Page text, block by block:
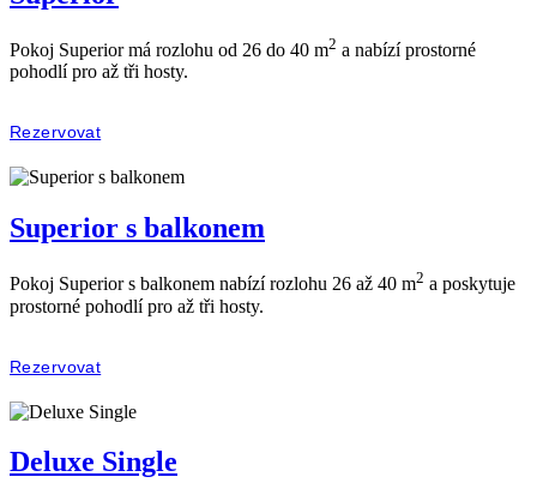
Pokoj Superior má rozlohu od 26 do 40 m2 a nabízí prostorné
pohodlí pro až tři hosty.
Rezervovat
Superior s balkonem
Pokoj Superior s balkonem nabízí rozlohu 26 až 40 m2 a poskytuje
prostorné pohodlí pro až tři hosty.
Rezervovat
Deluxe Single